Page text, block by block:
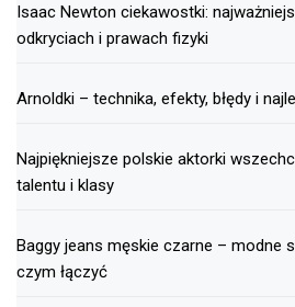
Isaac Newton ciekawostki:
odkryciach i prawach fizyki
Arnoldki – technika, efekty, błędy i
Najpiękniejsze polskie aktorki
talentu i klasy
Baggy jeans męskie czarne – modne
czym łączyć